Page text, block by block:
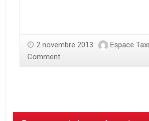
2 novembre 2013 Espace Taxi
Comment